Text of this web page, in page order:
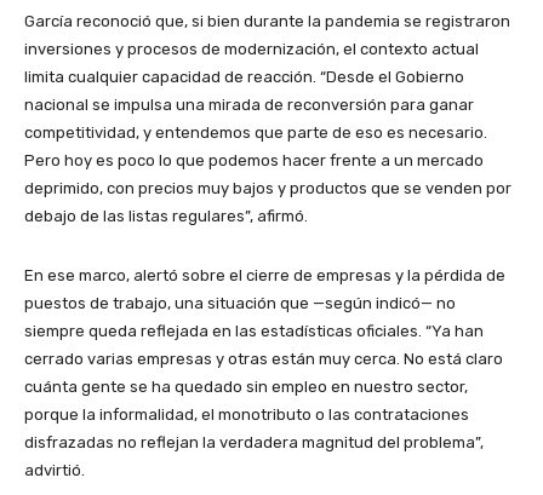
García reconoció que, si bien durante la pandemia se registraron
inversiones y procesos de modernización, el contexto actual
limita cualquier capacidad de reacción. “Desde el Gobierno
nacional se impulsa una mirada de reconversión para ganar
competitividad, y entendemos que parte de eso es necesario.
Pero hoy es poco lo que podemos hacer frente a un mercado
deprimido, con precios muy bajos y productos que se venden por
debajo de las listas regulares”, afirmó.
En ese marco, alertó sobre el cierre de empresas y la pérdida de
puestos de trabajo, una situación que —según indicó— no
siempre queda reflejada en las estadísticas oficiales. “Ya han
cerrado varias empresas y otras están muy cerca. No está claro
cuánta gente se ha quedado sin empleo en nuestro sector,
porque la informalidad, el monotributo o las contrataciones
disfrazadas no reflejan la verdadera magnitud del problema”,
advirtió.